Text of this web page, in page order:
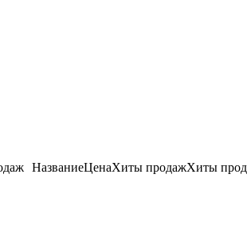
НазваниеЦенаХиты продажХиты